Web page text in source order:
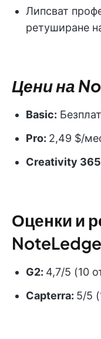
Липсват
ретуширане
Цени на
Basic:
Pro: 2,49 $/
Creativity
Оценки и
NoteLedge
G2: 4,7/5 (10
Capterra: 5/5